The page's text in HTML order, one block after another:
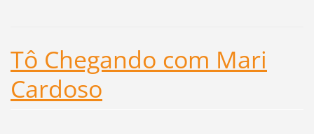
Tô Chegando com Mari
Cardoso